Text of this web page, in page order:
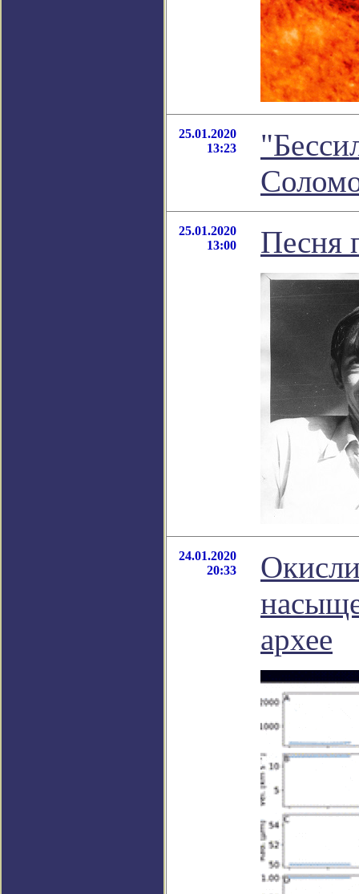
25.01.2020
13:23
25.01.2020
13:00
Песня
24.01.2020
20:33
архее